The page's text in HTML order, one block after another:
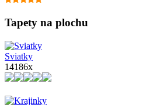
Tapety na plochu
Sviatky
14186x